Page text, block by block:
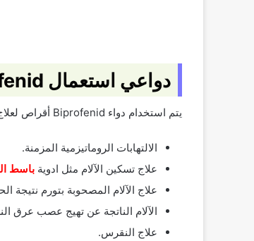
دواعي استعمال Biprofenid
يتم استخدام دواء Biprofenid أقراص لعلاج الكثير من المشاكل الصحية ومنها:
الالتهابات الروماتيزمية المزمنة.
علاج تسكين الآلام مثل ادوية باسط
علاج الآلام المصحوبة بتورم نتيجة
الآلام الناتجة عن تهيج عصب عرق
علاج النقرس.